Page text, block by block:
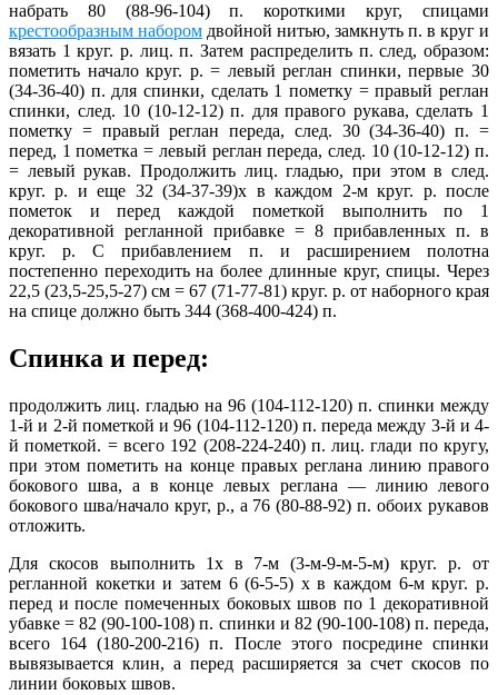
набрать 80 (88-96-104) п. короткими круг, спицами
крестообразным набором двойной нитью, замкнуть п. в круг и
вязать 1 круг. р. лиц. п. Затем распределить п. след, образом:
пометить начало круг. р. = левый реглан спинки, первые 30
(34-36-40) п. для спинки, сделать 1 пометку = правый реглан
спинки, след. 10 (10-12-12) п. для правого рукава, сделать 1
пометку = правый реглан переда, след. 30 (34-36-40) п. =
перед, 1 пометка = левый реглан переда, след. 10 (10-12-12) п.
= левый рукав. Продолжить лиц. гладью, при этом в след.
круг. р. и еще 32 (34-37-39)х в каждом 2-м круг. р. после
пометок и перед каждой пометкой выполнить по 1
декоративной регланной прибавке = 8 прибавленных п. в
круг. р. С прибавлением п. и расширением полотна
постепенно переходить на более длинные круг, спицы. Через
22,5 (23,5-25,5-27) см = 67 (71-77-81) круг. р. от наборного края
на спице должно быть 344 (368-400-424) п.
Спинка и перед:
продолжить лиц. гладью на 96 (104-112-120) п. спинки между
1-й и 2-й пометкой и 96 (104-112-120) п. переда между 3-й и 4-
й пометкой. = всего 192 (208-224-240) п. лиц. глади по кругу,
при этом пометить на конце правых реглана линию правого
бокового шва, а в конце левых реглана — линию левого
бокового шва/начало круг, р., а 76 (80-88-92) п. обоих рукавов
отложить.
Для скосов выполнить 1х в 7-м (3-м-9-м-5-м) круг. р. от
регланной кокетки и затем 6 (6-5-5) х в каждом 6-м круг. р.
перед и после помеченных боковых швов по 1 декоративной
убавке = 82 (90-100-108) п. спинки и 82 (90-100-108) п. переда,
всего 164 (180-200-216) п. После этого посредине спинки
вывязывается клин, а перед расширяется за счет скосов по
линии боковых швов.